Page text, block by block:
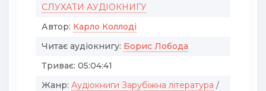
СЛУХАТИ АУДІОКНИГУ
Автор: Карло Коллоді
Читає аудіокнигу: Борис Лобода
Триває: 05:04:41
Жанр: Аудіокниги Зарубіжна література /